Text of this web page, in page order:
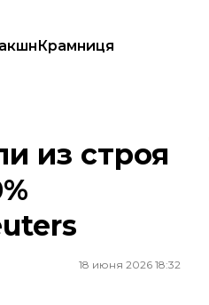
Крамниця
нефти — Reuters
из строя
18 июня 2026 18:32